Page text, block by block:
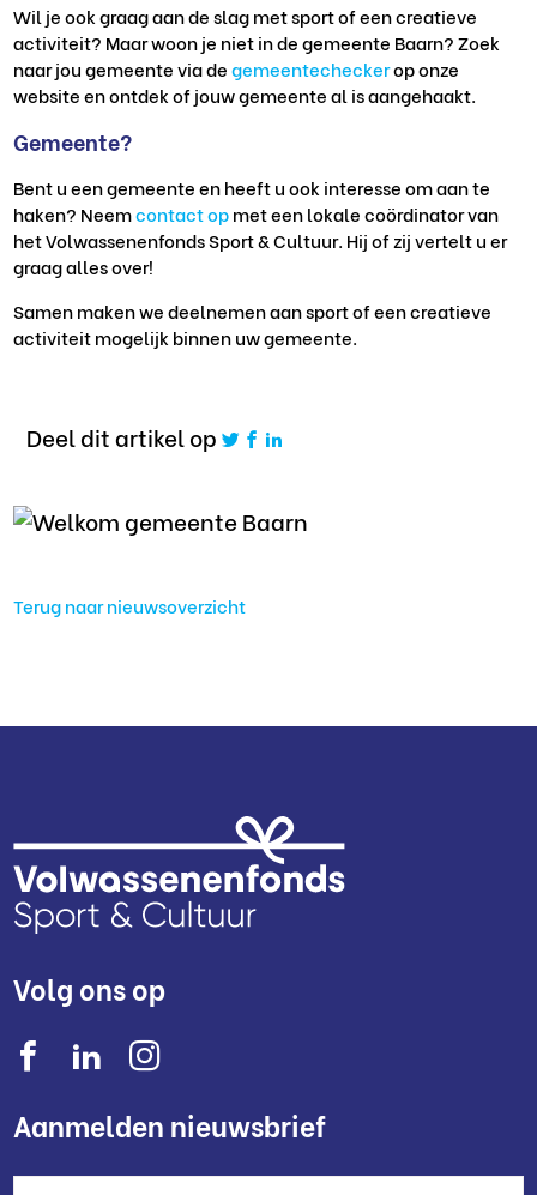
Wil je ook graag aan de slag met sport of een creatieve
activiteit? Maar woon je niet in de gemeente Baarn? Zoek
naar jou gemeente via degemeentecheckerop onze
website en ontdek of jouw gemeente al is aangehaakt.
Gemeente?
Bent u een gemeente en heeft u ook interesse om aan te
haken? Neemcontact opmet een lokale coördinator van
het Volwassenenfonds Sport & Cultuur. Hij of zij vertelt u er
graag alles over!
Samen maken we deelnemen aan sport of een creatieve
activiteit mogelijk binnen uw gemeente.
Deel dit artikel op
Terug naar nieuwsoverzicht
Volg ons op
Aanmelden nieuwsbrief